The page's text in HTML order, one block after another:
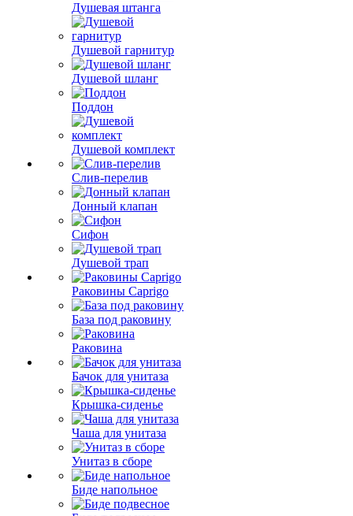
Душевая штанга
Душевой гарнитур
Душевой шланг
Поддон
Душевой комплект
Слив-перелив
Донный клапан
Сифон
Душевой трап
Раковины Caprigo
База под раковину
Раковина
Бачок для унитаза
Крышка-сиденье
Чаша для унитаза
Унитаз в сборе
Биде напольное